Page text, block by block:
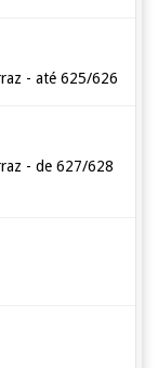
- até 625/626
- de 627/628